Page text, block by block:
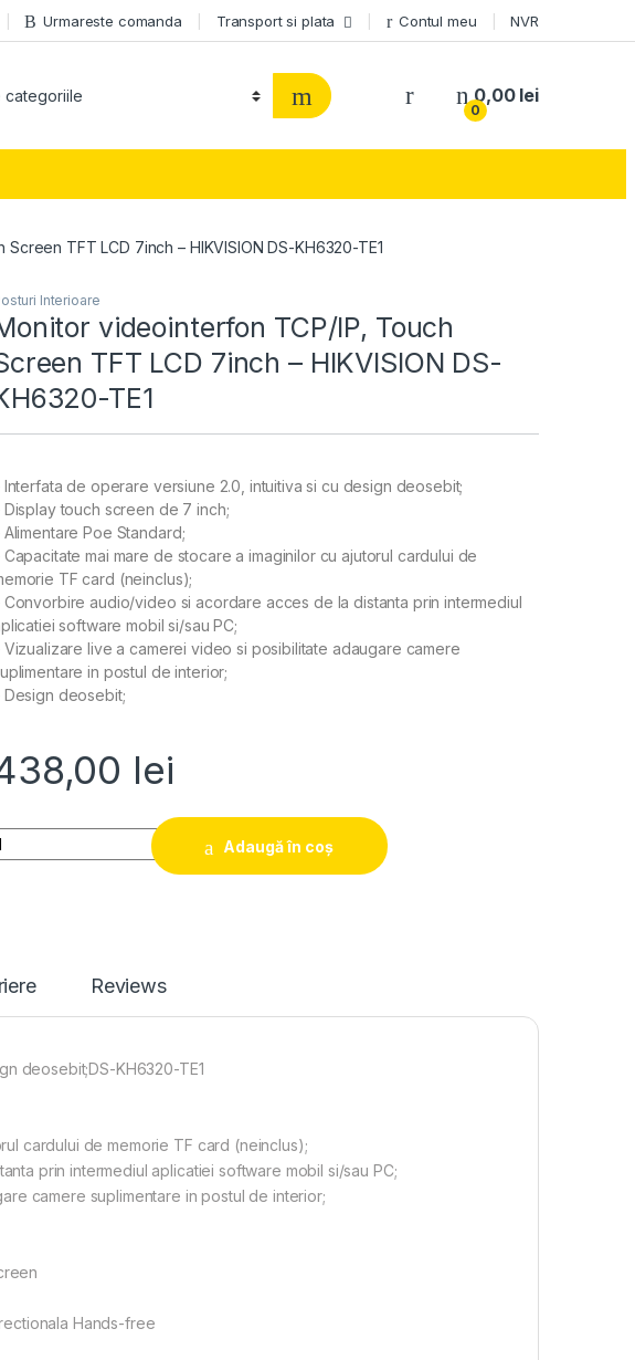
Urmareste comanda Transport si plata Contul meu NVR
0
0,00 lei
TFT LCD 7inch – HIKVISION DS-KH6320-TE1
Interioare
videointerfon TCP/IP, Touch
TFT LCD 7inch – HIKVISION DS-
TE1
Interfata de operare versiune 2.0, intuitiva si cu design deosebit;
Display touch screen de 7 inch;
Alimentare Poe Standard;
Capacitate mai mare de stocare a imaginilor cu ajutorul cardului de
TF card (neinclus);
Convorbire audio/video si acordare acces de la distanta prin intermediul
software mobil si/sau PC;
Vizualizare live a camerei video si posibilitate adaugare camere
in postul de interior;
Design deosebit;
lei
Adaugă în coș
Reviews
deosebit;DS-KH6320-TE1
cardului de memorie TF card (neinclus);
prin intermediul aplicatiei software mobil si/sau PC;
camere suplimentare in postul de interior;
Hands-free